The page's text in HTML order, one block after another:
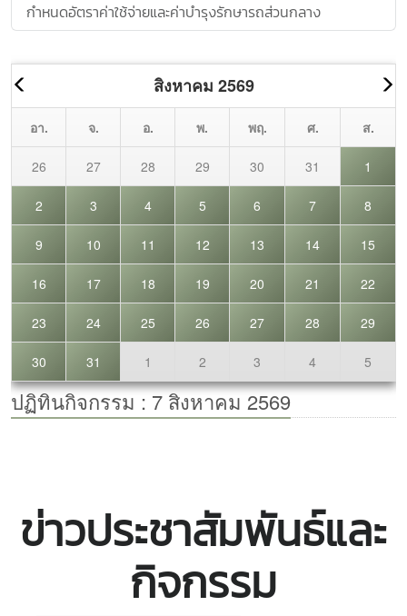
กำหนดอัตราค่าใช้จ่ายและค่าบำรุงรักษารถส่วนกลาง
ข่าวประชาสัมพันธ์และ
กิจกรรม